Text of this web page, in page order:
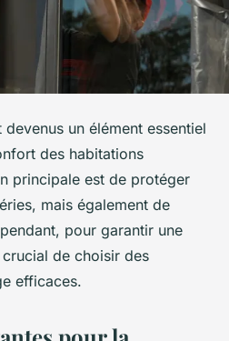
un élément essentiel
des habitations
principale est de protéger
mais également de
pour garantir une
de choisir des
efficaces.